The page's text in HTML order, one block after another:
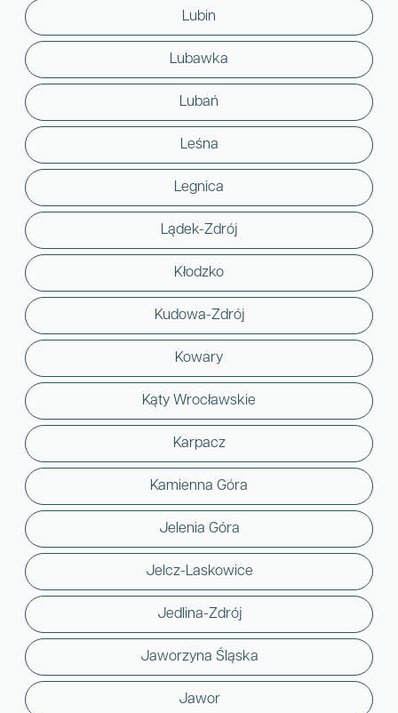
Lubin
Lubawka
Lubań
Leśna
Legnica
Lądek-Zdrój
Kłodzko
Kudowa-Zdrój
Kowary
Kąty Wrocławskie
Karpacz
Kamienna Góra
Jelenia Góra
Jelcz-Laskowice
Jedlina-Zdrój
Jaworzyna Śląska
Jawor